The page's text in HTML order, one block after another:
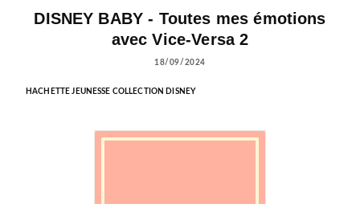
DISNEY BABY - Toutes mes émotions
avec Vice-Versa 2
18/09/2024
HACHETTE JEUNESSE COLLECTION DISNEY